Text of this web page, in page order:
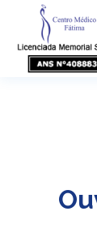
Venda de
planos